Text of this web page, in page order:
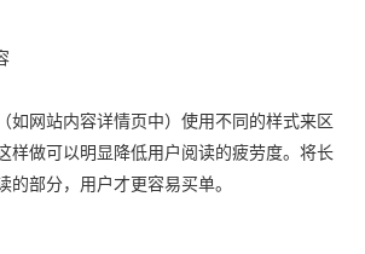
如网站内容详情页中）使用不同的样式来区
样做可以明显降低用户阅读的疲劳度。将长
的部分，用户才更容易买单。